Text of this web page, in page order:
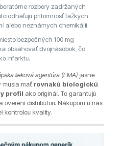
rozbory zadržaných
odhaľujú prítomnosť ťažkých
alebo neznámych chemikálií.
bezpečných 100 mg
obsahovať dvojnásobok, čo
infarktu.
lieková agentúra (EMA)jasne
musia mať rovnakú biologickú
profil ako originál. To garantujú
overení distribútori. Nákupom u nás
kontrolou kvality.